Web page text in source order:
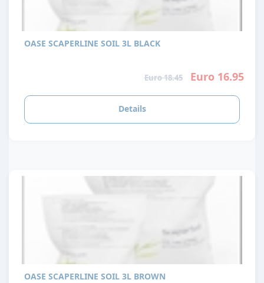
OASE SCAPERLINE SOIL 3L BLACK
Euro 18.45 Euro 16.95
Details
OASE SCAPERLINE SOIL 3L BROWN